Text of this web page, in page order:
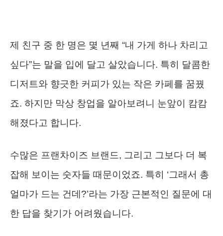
제 친구 중 한 명은 몇 년째 “내 가게 하나 차리고
싶다”는 말을 입에 달고 살았습니다. 특히 달콤한
디저트와 향긋한 커피가 있는 작은 카페를 꿈꿨
죠. 하지만 막상 창업을 알아보려니 눈앞이 캄캄
해졌다고 합니다.
수많은 프랜차이즈 브랜드, 그리고 그보다 더 복
잡해 보이는 숫자들 때문이었죠. 특히 ‘그래서 총
얼마가 드는 건데?’라는 가장 근본적인 질문에 대
한 답을 찾기가 어려웠습니다.